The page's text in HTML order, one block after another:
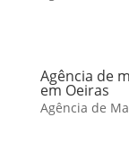
Agência de
em Oeiras
Agência de